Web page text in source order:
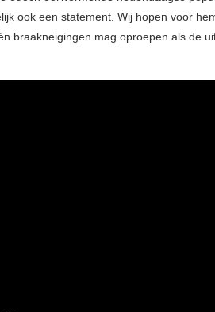
ook een statement. Wij hopen voor
braakneigingen mag oproepen als de